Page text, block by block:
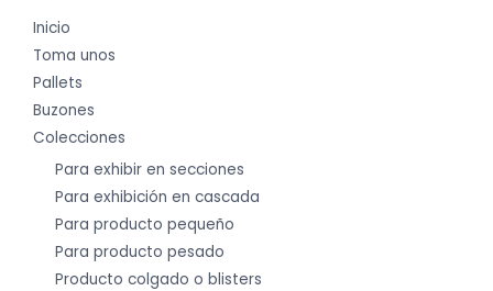
Inicio
Toma unos
Pallets
Buzones
Colecciones
Para exhibir en secciones
Para exhibición en cascada
Para producto pequeño
Para producto pesado
Producto colgado o blisters